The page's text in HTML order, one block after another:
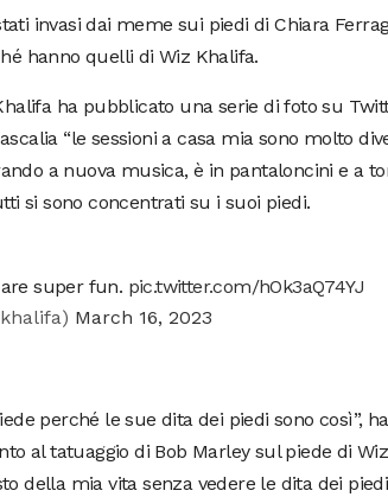
invasi dai meme sui piedi di Chiara
hanno quelli di Wiz Khalifa.
ha pubblicato una serie di foto su
“le sessioni a casa mia sono molto
a nuova musica, è in pantaloncini e a
si sono concentrati su i suoi piedi.
super fun. pic.twitter.com/hOk3aQ74YJ
March 16, 2023
perché le sue dita dei piedi sono così”,
al tatuaggio di Bob Marley sul piede di
della mia vita senza vedere le dita dei